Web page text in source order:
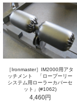
［Ironmaster］IM2000用アタ
ッチメント 「ロープーリー
システム用ローラーカバーセ
ット」(#1062)
4,460円